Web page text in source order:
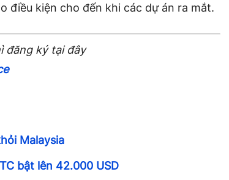
điều kiện cho đến khi các dự án ra mắt.
đăng ký tại đây
Malaysia
bật lên 42.000 USD